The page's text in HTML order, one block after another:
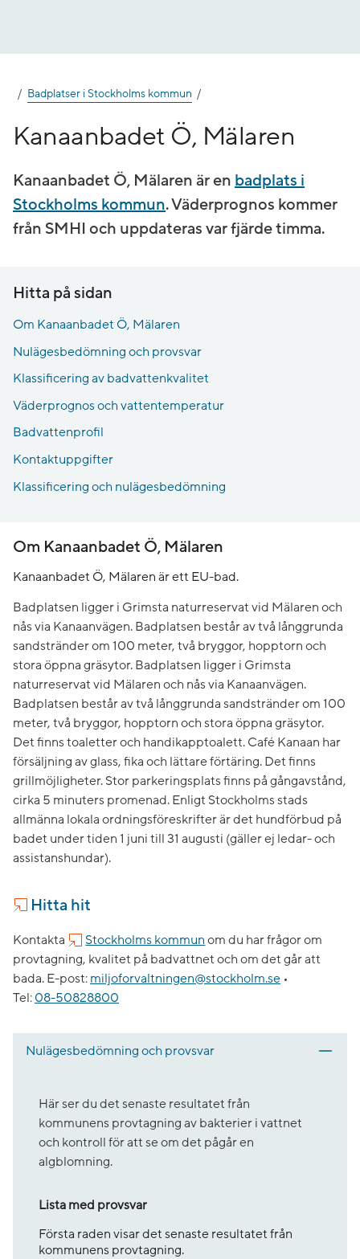
Badplatser i Stockholms kommun
Kanaanbadet Ö, Mälaren
Kanaanbadet Ö, Mälaren är en badplats i
Stockholms kommun. Väderprognos kommer
från SMHI och uppdateras var fjärde timma.
Hitta på sidan
Om Kanaanbadet Ö, Mälaren
Nulägesbedömning och provsvar
Klassificering av badvattenkvalitet
Väderprognos och vattentemperatur
Badvattenprofil
Kontaktuppgifter
Klassificering och nulägesbedömning
Om Kanaanbadet Ö, Mälaren
Kanaanbadet Ö, Mälaren är ett EU-bad.
Badplatsen ligger i Grimsta naturreservat vid Mälaren och
nås via Kanaanvägen. Badplatsen består av två långgrunda
sandstränder om 100 meter, två bryggor, hopptorn och
stora öppna gräsytor. Badplatsen ligger i Grimsta
naturreservat vid Mälaren och nås via Kanaanvägen.
Badplatsen består av två långgrunda sandstränder om 100
meter, två bryggor, hopptorn och stora öppna gräsytor.
Det finns toaletter och handikapptoalett. Café Kanaan har
försäljning av glass, fika och lättare förtäring. Det finns
grillmöjligheter. Stor parkeringsplats finns på gångavstånd,
cirka 5 minuters promenad. Enligt Stockholms stads
allmänna lokala ordningsföreskrifter är det hundförbud på
badet under tiden 1 juni till 31 augusti (gäller ej ledar- och
assistanshundar).
Hitta hit
Kontakta Stockholms kommun om du har frågor om
provtagning, kvalitet på badvattnet och om det går att
bada. E-post: miljoforvaltningen@stockholm.se •
Tel: 08-50828800
Nulägesbedömning och provsvar
Här ser du det senaste resultatet från
kommunens provtagning av bakterier i vattnet
och kontroll för att se om det pågår en
algblomning.
Lista med provsvar
Första raden visar det senaste resultatet från
kommunens provtagning.